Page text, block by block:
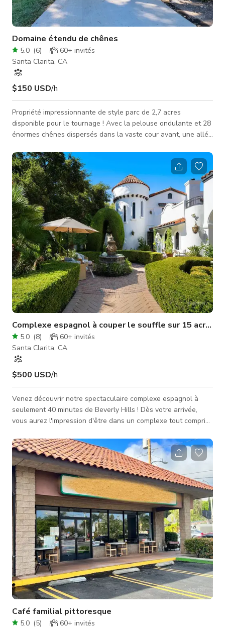
Domaine étendu de chênes
5.0 (6) 60+ invités
Santa Clarita, CA
$150 USD/h
Propriété impressionnante de style parc de 2,7 acres
disponible pour le tournage ! Avec la pelouse ondulante et 28
énormes chênes dispersés dans la vaste cour avant, une allée
foyer extérieur/cheminée, un garage pour 6 voitures, une
grande zone de terre non aménagée à l'arrière de la propriété
parfaite pour le stationnement de l'équipe, et l'emplacement
privé et calme à seulement 30 miles de Hollywood, cette pro
Complexe espagnol à couper le souffle sur 15 acres !
5.0 (8) 60+ invités
Santa Clarita, CA
$500 USD/h
Venez découvrir notre spectaculaire complexe espagnol à
seulement 40 minutes de Beverly Hills ! Dès votre arrivée,
vous aurez l'impression d'être dans un complexe tout compris
capacité de stationnement pour plus de 100 voitures. La
propriété offre d'innombrables décors pour des productions,
cérémonies et réceptions. La propriété elle-même fait environ
9200 pieds carrés avec 8 chambres et 9 salles de bains.
L'intérieur est
Café familial pittoresque
5.0 (5) 60+ invités